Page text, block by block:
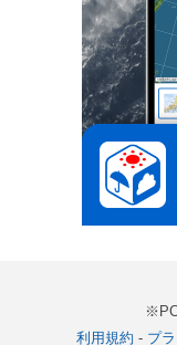
利用規約 - プ